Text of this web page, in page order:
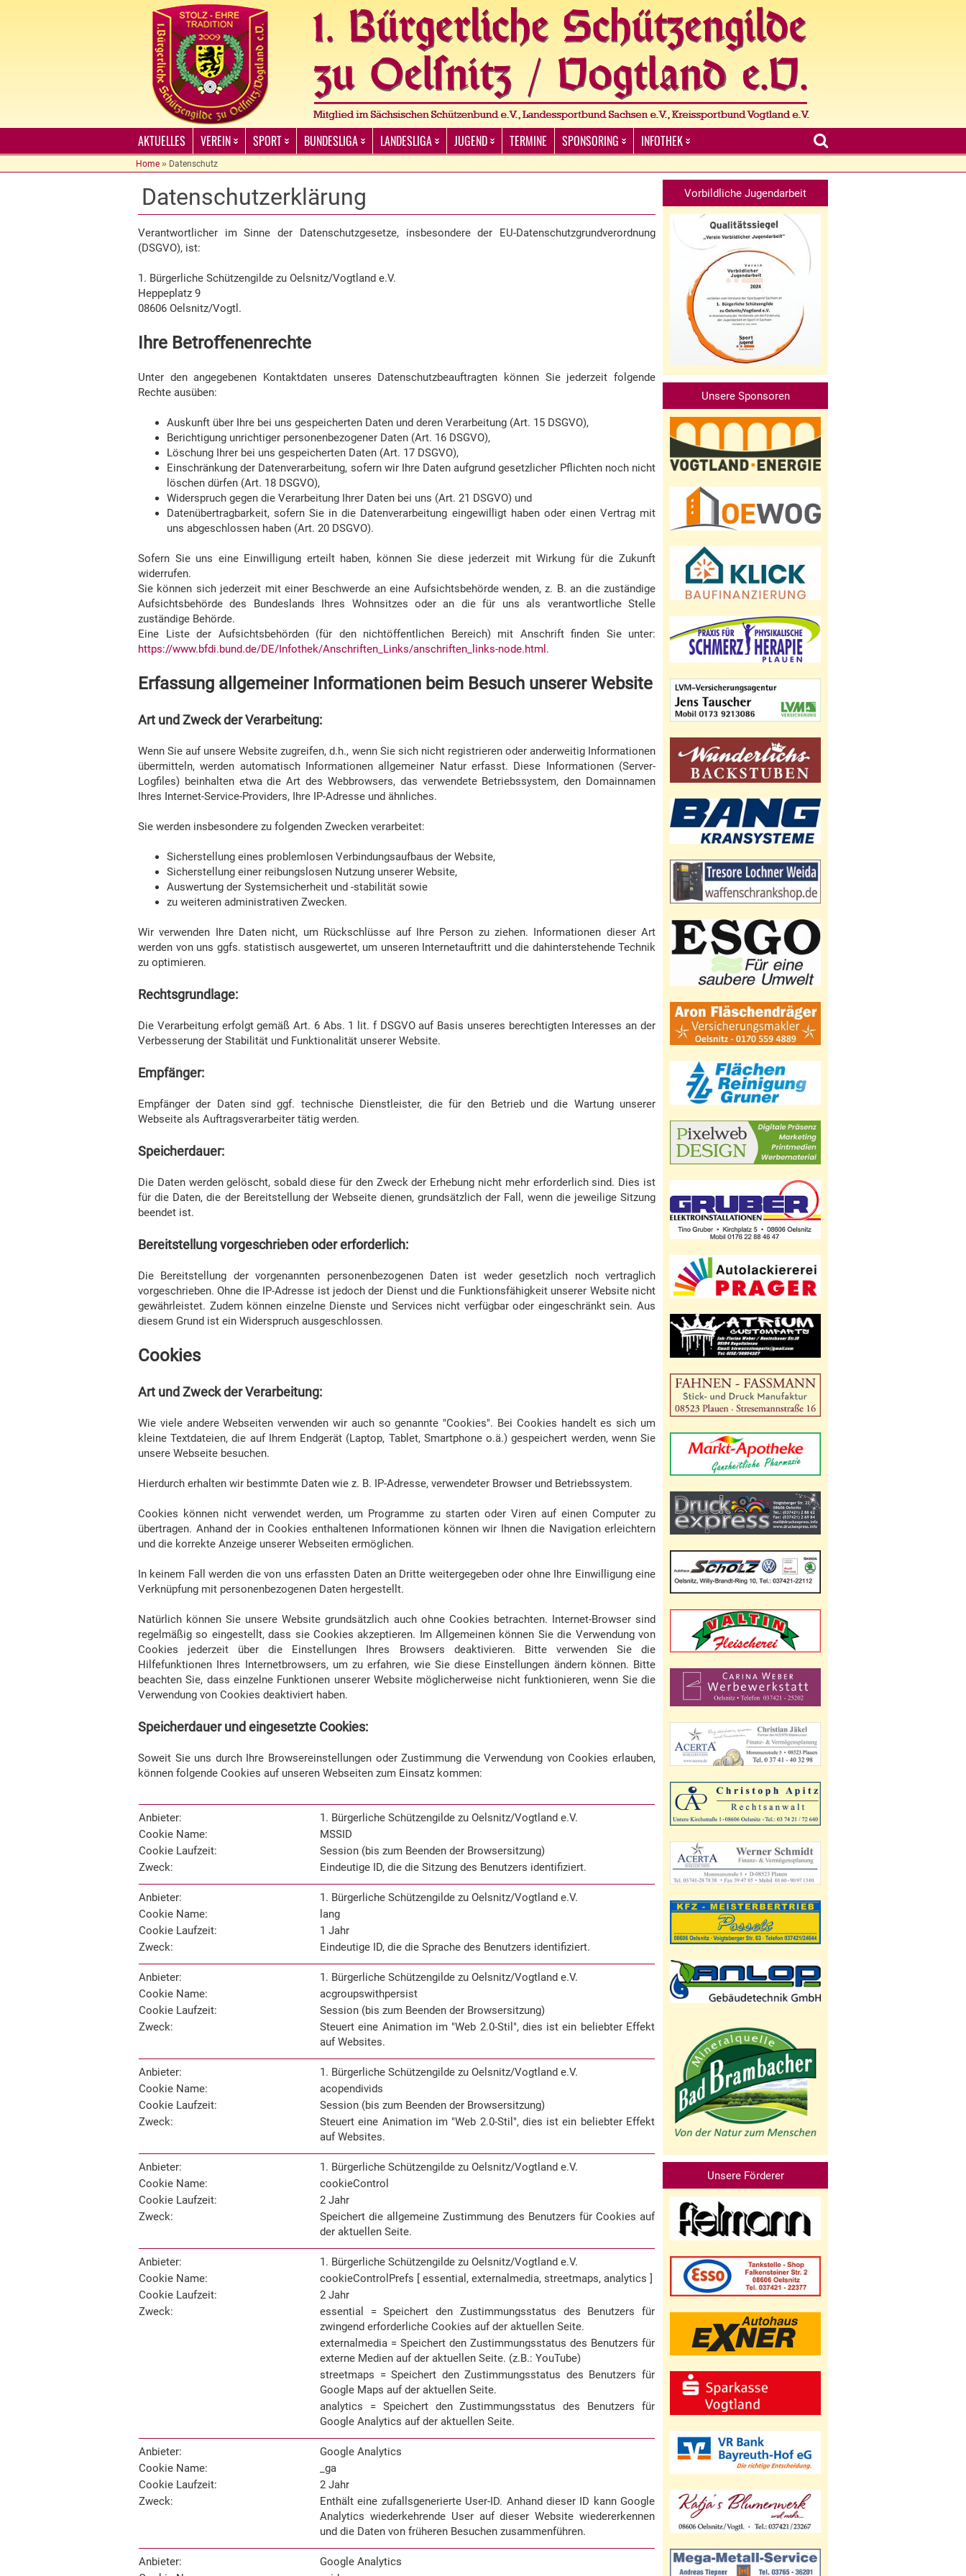
AKTUELLES VEREIN SPORT BUNDESLIGA LANDESLIGA JUGEND TERMINE SPONSORING INFOTHEK
Home » Datenschutz
Datenschutzerklärung
Verantwortlicher im Sinne der Datenschutzgesetze, insbesondere der EU-Datenschutzgrundverordnung
(DSGVO), ist:
1. Bürgerliche Schützengilde zu Oelsnitz/Vogtland e.V.
Heppeplatz 9
08606 Oelsnitz/Vogtl.
Ihre Betroffenenrechte
Unter den angegebenen Kontaktdaten unseres Datenschutzbeauftragten können Sie jederzeit folgende
Rechte ausüben:
Auskunft über Ihre bei uns gespeicherten Daten und deren Verarbeitung (Art. 15 DSGVO),
Berichtigung unrichtiger personenbezogener Daten (Art. 16 DSGVO),
Löschung Ihrer bei uns gespeicherten Daten (Art. 17 DSGVO),
Einschränkung der Datenverarbeitung, sofern wir Ihre Daten aufgrund gesetzlicher Pflichten noch nicht
löschen dürfen (Art. 18 DSGVO),
Widerspruch gegen die Verarbeitung Ihrer Daten bei uns (Art. 21 DSGVO) und
Datenübertragbarkeit, sofern Sie in die Datenverarbeitung eingewilligt haben oder einen Vertrag mit
uns abgeschlossen haben (Art. 20 DSGVO).
Sofern Sie uns eine Einwilligung erteilt haben, können Sie diese jederzeit mit Wirkung für die Zukunft
widerrufen.
Sie können sich jederzeit mit einer Beschwerde an eine Aufsichtsbehörde wenden, z. B. an die zuständige
Aufsichtsbehörde des Bundeslands Ihres Wohnsitzes oder an die für uns als verantwortliche Stelle
zuständige Behörde.
Eine Liste der Aufsichtsbehörden (für den nichtöffentlichen Bereich) mit Anschrift finden Sie unter:
https://www.bfdi.bund.de/DE/Infothek/Anschriften_Links/anschriften_links-node.html .
Erfassung allgemeiner Informationen beim Besuch unserer Website
Art und Zweck der Verarbeitung:
Wenn Sie auf unsere Website zugreifen, d.h., wenn Sie sich nicht registrieren oder anderweitig Informationen
übermitteln, werden automatisch Informationen allgemeiner Natur erfasst. Diese Informationen (Server-
Logfiles) beinhalten etwa die Art des Webbrowsers, das verwendete Betriebssystem, den Domainnamen
Ihres Internet-Service-Providers, Ihre IP-Adresse und ähnliches.
Sie werden insbesondere zu folgenden Zwecken verarbeitet:
Sicherstellung eines problemlosen Verbindungsaufbaus der Website,
Sicherstellung einer reibungslosen Nutzung unserer Website,
Auswertung der Systemsicherheit und -stabilität sowie
zu weiteren administrativen Zwecken.
Wir verwenden Ihre Daten nicht, um Rückschlüsse auf Ihre Person zu ziehen. Informationen dieser Art
werden von uns ggfs. statistisch ausgewertet, um unseren Internetauftritt und die dahinterstehende Technik
zu optimieren.
Rechtsgrundlage:
Die Verarbeitung erfolgt gemäß Art. 6 Abs. 1 lit. f DSGVO auf Basis unseres berechtigten Interesses an der
Verbesserung der Stabilität und Funktionalität unserer Website.
Empfänger:
Empfänger der Daten sind ggf. technische Dienstleister, die für den Betrieb und die Wartung unserer
Webseite als Auftragsverarbeiter tätig werden.
Speicherdauer:
Die Daten werden gelöscht, sobald diese für den Zweck der Erhebung nicht mehr erforderlich sind. Dies ist
für die Daten, die der Bereitstellung der Webseite dienen, grundsätzlich der Fall, wenn die jeweilige Sitzung
beendet ist.
Bereitstellung vorgeschrieben oder erforderlich:
Die Bereitstellung der vorgenannten personenbezogenen Daten ist weder gesetzlich noch vertraglich
vorgeschrieben. Ohne die IP-Adresse ist jedoch der Dienst und die Funktionsfähigkeit unserer Website nicht
gewährleistet. Zudem können einzelne Dienste und Services nicht verfügbar oder eingeschränkt sein. Aus
diesem Grund ist ein Widerspruch ausgeschlossen.
Cookies
Art und Zweck der Verarbeitung:
Wie viele andere Webseiten verwenden wir auch so genannte "Cookies". Bei Cookies handelt es sich um
kleine Textdateien, die auf Ihrem Endgerät (Laptop, Tablet, Smartphone o.ä.) gespeichert werden, wenn Sie
unsere Webseite besuchen.
Hierdurch erhalten wir bestimmte Daten wie z. B. IP-Adresse, verwendeter Browser und Betriebssystem.
Cookies können nicht verwendet werden, um Programme zu starten oder Viren auf einen Computer zu
übertragen. Anhand der in Cookies enthaltenen Informationen können wir Ihnen die Navigation erleichtern
und die korrekte Anzeige unserer Webseiten ermöglichen.
In keinem Fall werden die von uns erfassten Daten an Dritte weitergegeben oder ohne Ihre Einwilligung eine
Verknüpfung mit personenbezogenen Daten hergestellt.
Natürlich können Sie unsere Website grundsätzlich auch ohne Cookies betrachten. Internet-Browser sind
regelmäßig so eingestellt, dass sie Cookies akzeptieren. Im Allgemeinen können Sie die Verwendung von
Cookies jederzeit über die Einstellungen Ihres Browsers deaktivieren. Bitte verwenden Sie die
Hilfefunktionen Ihres Internetbrowsers, um zu erfahren, wie Sie diese Einstellungen ändern können. Bitte
beachten Sie, dass einzelne Funktionen unserer Website möglicherweise nicht funktionieren, wenn Sie die
Verwendung von Cookies deaktiviert haben.
Speicherdauer und eingesetzte Cookies:
Soweit Sie uns durch Ihre Browsereinstellungen oder Zustimmung die Verwendung von Cookies erlauben,
können folgende Cookies auf unseren Webseiten zum Einsatz kommen:
Anbieter:
1. Bürgerliche Schützengilde zu Oelsnitz/Vogtland e.V.
Cookie Name:
MSSID
Cookie Laufzeit:
Session (bis zum Beenden der Browsersitzung)
Zweck:
Eindeutige ID, die die Sitzung des Benutzers identifiziert.
Anbieter:
1. Bürgerliche Schützengilde zu Oelsnitz/Vogtland e.V.
Cookie Name:
lang
Cookie Laufzeit:
1 Jahr
Zweck:
Eindeutige ID, die die Sprache des Benutzers identifiziert.
Anbieter:
1. Bürgerliche Schützengilde zu Oelsnitz/Vogtland e.V.
Cookie Name:
acgroupswithpersist
Cookie Laufzeit:
Session (bis zum Beenden der Browsersitzung)
Zweck:
Steuert eine Animation im "Web 2.0-Stil", dies ist ein beliebter Effekt
auf Websites.
Anbieter:
1. Bürgerliche Schützengilde zu Oelsnitz/Vogtland e.V.
Cookie Name:
acopendivids
Cookie Laufzeit:
Session (bis zum Beenden der Browsersitzung)
Zweck:
Steuert eine Animation im "Web 2.0-Stil", dies ist ein beliebter Effekt
auf Websites.
Anbieter:
1. Bürgerliche Schützengilde zu Oelsnitz/Vogtland e.V.
Cookie Name:
cookieControl
Cookie Laufzeit:
2 Jahr
Zweck:
Speichert die allgemeine Zustimmung des Benutzers für Cookies auf
der aktuellen Seite.
Anbieter:
1. Bürgerliche Schützengilde zu Oelsnitz/Vogtland e.V.
Cookie Name:
cookieControlPrefs [ essential, externalmedia, streetmaps, analytics ]
Cookie Laufzeit:
2 Jahr
Zweck:
essential = Speichert den Zustimmungsstatus des Benutzers für
zwingend erforderliche Cookies auf der aktuellen Seite.
externalmedia = Speichert den Zustimmungsstatus des Benutzers für
externe Medien auf der aktuellen Seite. (z.B.: YouTube)
streetmaps = Speichert den Zustimmungsstatus des Benutzers für
Google Maps auf der aktuellen Seite.
analytics = Speichert den Zustimmungsstatus des Benutzers für
Google Analytics auf der aktuellen Seite.
Anbieter:
Google Analytics
Cookie Name:
_ga
Cookie Laufzeit:
2 Jahr
Zweck:
Enthält eine zufallsgenerierte User-ID. Anhand dieser ID kann Google
Analytics wiederkehrende User auf dieser Website wiedererkennen
und die Daten von früheren Besuchen zusammenführen.
Anbieter:
Google Analytics
Vorbildliche Jugendarbeit
Unsere Sponsoren
Unsere Förderer